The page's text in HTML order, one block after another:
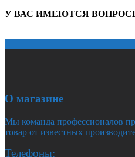
У ВАС ИМЕЮТСЯ
О магазине
Мы команда профессионалов
товар от известных
Телефоны: